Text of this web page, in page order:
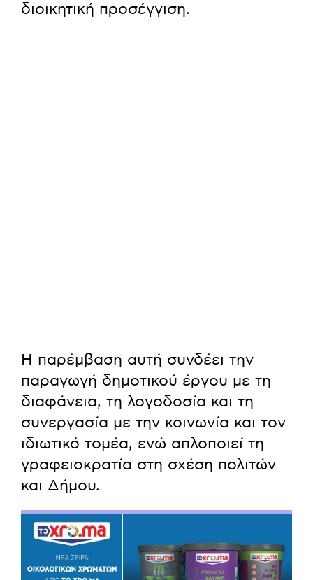
διοικητική προσέγγιση.
Η παρέμβαση αυτή συνδέει την
παραγωγή δημοτικού έργου με τη
διαφάνεια, τη λογοδοσία και τη
συνεργασία με την κοινωνία και τον
ιδιωτικό τομέα, ενώ απλοποιεί τη
γραφειοκρατία στη σχέση πολιτών
και Δήμου.